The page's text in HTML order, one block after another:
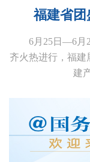
福建省
6月25日—6月29
齐火热进行，福建
建